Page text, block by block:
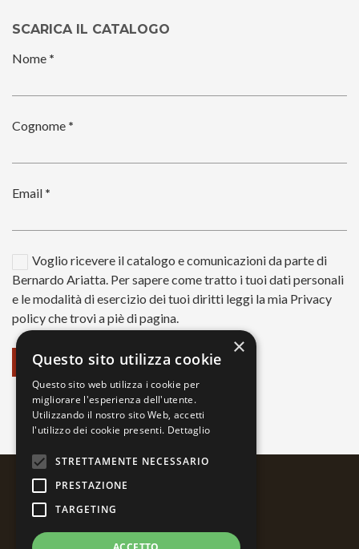
SCARICA IL CATALOGO
Nome *
Cognome *
Email *
Voglio ricevere il catalogo e comunicazioni da parte di
Bernardo Ariatta. Per sapere come tratto i tuoi dati personali
e le modalità di esercizio dei tuoi diritti leggi la mia Privacy
policy che trovi a piè di pagina.
×
Questo sito utilizza cookie
Questo sito web utilizza i cookie per
migliorare l'esperienza dell'utente.
Utilizzando il nostro sito Web, accetti
l'utilizzo dei cookie presenti. Dettaglio
STRETTAMENTE NECESSARIO
PRESTAZIONE
TARGETING